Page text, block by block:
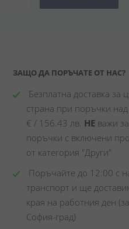
ЗАЩО ДА ПОРЪЧАТЕ ОТ НАС?
Безплатна доставка за
страна при поръчки
€ / 156.43 лв. НЕ важи за
поръчки с включени
от категория "Други"
Поръчайте до 12:00 с
транспорт и ще
края на работния ден (за
София-град)